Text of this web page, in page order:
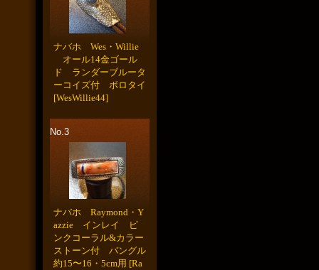
ナバホ Wes・Willie
オール14金ゴール
ド ランダーブルータ
ーコイズ付 ボロタイ
[WesWillie44]
No.3
ナバホ Raymond・Y
azzie インレイ ピ
ンクコーラル&カラー
ストーン付 バングル
約15〜16・5cm用 [Ra